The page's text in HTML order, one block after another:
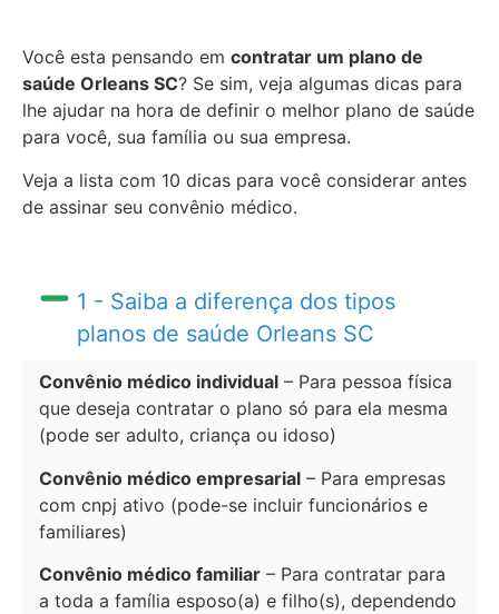
Você esta pensando em contratar um plano de
saúde Orleans SC? Se sim, veja algumas dicas para
lhe ajudar na hora de definir o melhor plano de saúde
para você, sua família ou sua empresa.
Veja a lista com 10 dicas para você considerar antes
de assinar seu convênio médico.
1 - Saiba a diferença dos tipos
planos de saúde Orleans SC
Convênio médico individual – Para pessoa física
que deseja contratar o plano só para ela mesma
(pode ser adulto, criança ou idoso)
Convênio médico empresarial – Para empresas
com cnpj ativo (pode-se incluir funcionários e
familiares)
Convênio médico familiar – Para contratar para
a toda a família esposo(a) e filho(s), dependendo